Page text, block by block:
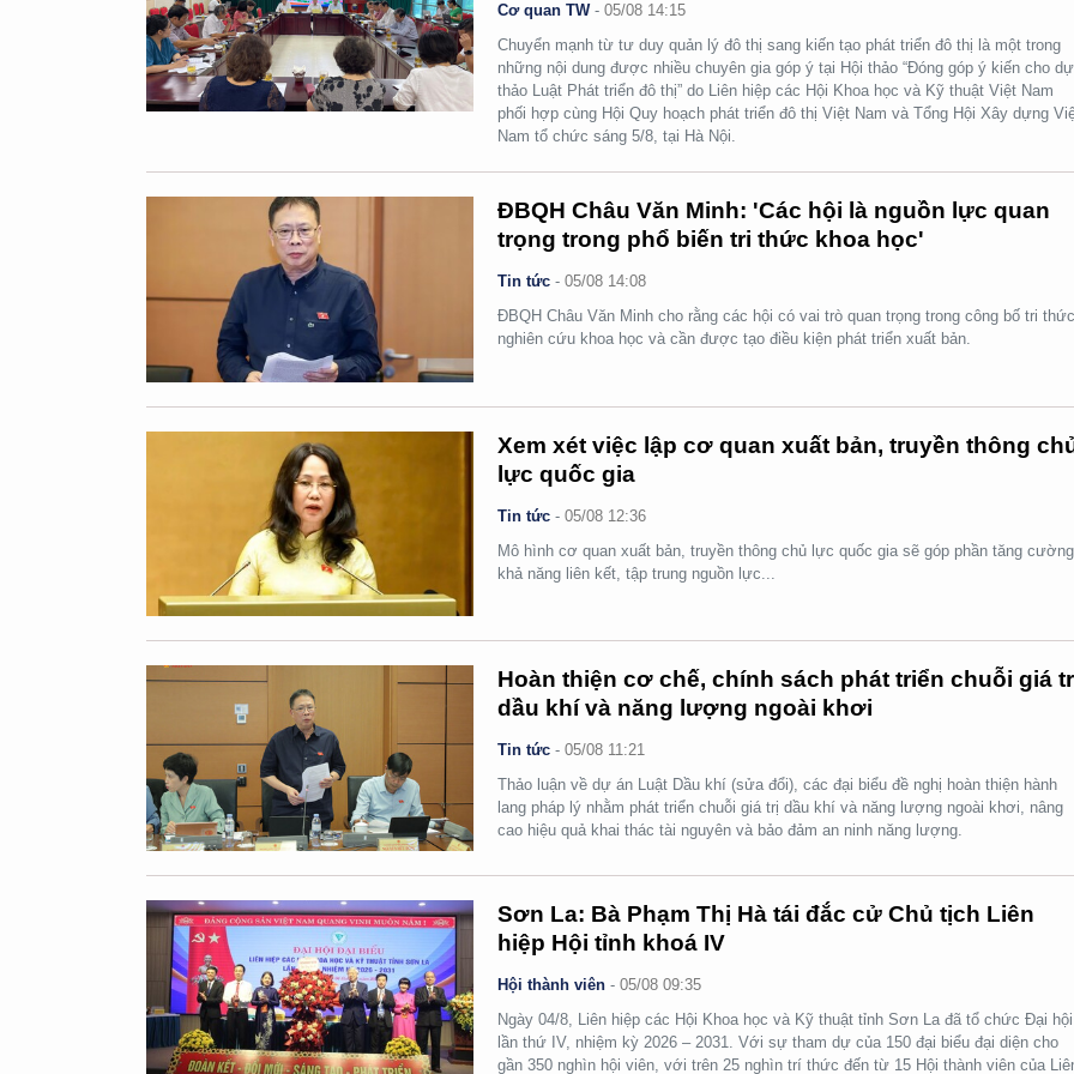
Cơ quan TW-05/08 14:15
Chuyển mạnh từ tư duy quản lý đô thị sang kiến tạo phát triển đô thị là một trong
những nội dung được nhiều chuyên gia góp ý tại Hội thảo “Đóng góp ý kiến cho dự
thảo Luật Phát triển đô thị” do Liên hiệp các Hội Khoa học và Kỹ thuật Việt Nam
phối hợp cùng Hội Quy hoạch phát triển đô thị Việt Nam và Tổng Hội Xây dựng
Nam tổ chức sáng 5/8, tại Hà Nội.
ĐBQH Châu Văn Minh: 'Các hội là nguồn lực quan
trọng trong phổ biến tri thức khoa học'
Tin tức -05/08 14:08
ĐBQH Châu Văn Minh cho rằng các hội có vai trò quan trọng trong công bố tri thức,
nghiên cứu khoa học và cần được tạo điều kiện phát triển xuất bản.
Xem xét việc lập cơ quan xuất bản, truyền thông
lực quốc gia
Tin tức -05/08 12:36
Mô hình cơ quan xuất bản, truyền thông chủ lực quốc gia sẽ góp phần tăng cường
khả năng liên kết, tập trung nguồn lực...
Hoàn thiện cơ chế, chính sách phát triển chuỗi giá
dầu khí và năng lượng ngoài khơi
Tin tức -05/08 11:21
Thảo luận về dự án Luật Dầu khí (sửa đổi), các đại biểu đề nghị hoàn thiện hành
lang pháp lý nhằm phát triển chuỗi giá trị dầu khí và năng lượng ngoài khơi, nâng
cao hiệu quả khai thác tài nguyên và bảo đảm an ninh năng lượng.
Sơn La: Bà Phạm Thị Hà tái đắc cử Chủ tịch Liên
hiệp Hội tỉnh khoá IV
Hội thành viên -05/08 09:35
Ngày 04/8, Liên hiệp các Hội Khoa học và Kỹ thuật tỉnh Sơn La đã tổ chức Đại hội
lần thứ IV, nhiệm kỳ 2026 – 2031. Với sự tham dự của 150 đại biểu đại diện cho
gần 350 nghìn hội viên, với trên 25 nghìn trí thức đến từ 15 Hội thành viên của